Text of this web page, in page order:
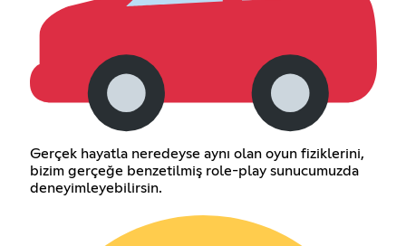
Gerçek hayatla neredeyse aynı olan oyun fiziklerini,
bizim gerçeğe benzetilmiş role-play sunucumuzda
deneyimleyebilirsin.